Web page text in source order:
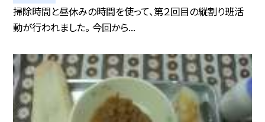
掃除時間と昼休みの時間を使って、第２回目の縦割り班活
動が行われました。 今回から...